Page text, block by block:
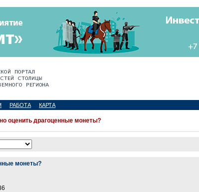
РАБОТА КАРТА
оценить драгоценные монеты?
монеты?